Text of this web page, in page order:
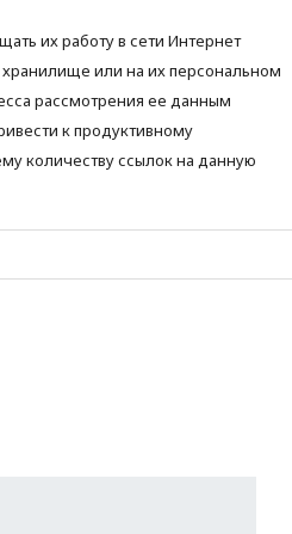
их работу в сети Интернет
или на их персональном
рассмотрения ее данным
к продуктивному
количеству ссылок на данную